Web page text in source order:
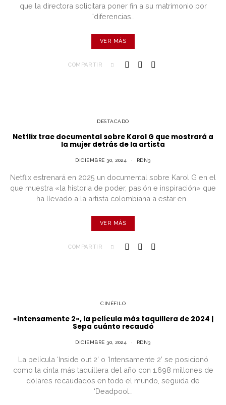
que la directora solicitara poner fin a su matrimonio por
“diferencias…
VER MÁS
COMPARTIR
DESTACADO
Netflix trae documental sobre Karol G que mostrará a
la mujer detrás de la artista
DICIEMBRE 30, 2024 RDN3
Netflix estrenará en 2025 un documental sobre Karol G en el
que muestra «la historia de poder, pasión e inspiración» que
ha llevado a la artista colombiana a estar en…
VER MÁS
COMPARTIR
CINÉFILO
«Intensamente 2», la película más taquillera de 2024 |
Sepa cuánto recaudó
DICIEMBRE 30, 2024 RDN3
La película ‘Inside out 2’ o ‘Intensamente 2’ se posicionó
como la cinta más taquillera del año con 1.698 millones de
dólares recaudados en todo el mundo, seguida de
‘Deadpool…